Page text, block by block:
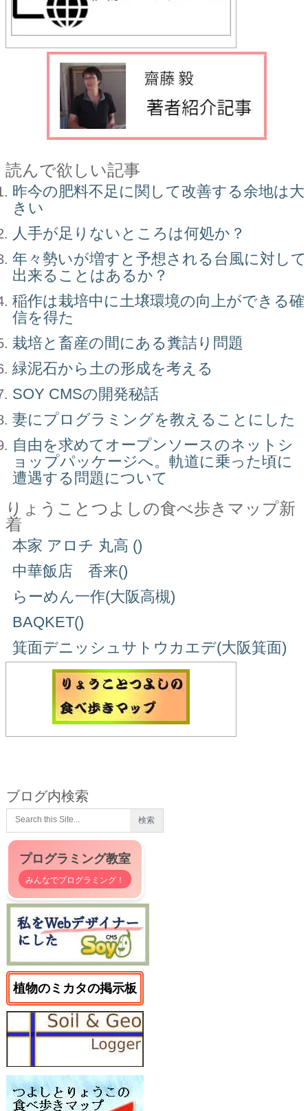
読んで欲しい記事
昨今の肥料不足に関して改善する余地は大
きい
人手が足りないところは何処か？
年々勢いが増すと予想される台風に対して
出来ることはあるか？
稲作は栽培中に土壌環境の向上ができる確
信を得た
栽培と畜産の間にある糞詰り問題
緑泥石から土の形成を考える
SOY CMSの開発秘話
妻にプログラミングを教えることにした
自由を求めてオープンソースのネットシ
ョップパッケージへ。軌道に乗った頃に
遭遇する問題について
りょうことつよしの食べ歩きマップ新
着
本家 アロチ 丸高 ()
中華飯店 香来()
らーめん一作(大阪高槻)
BAQKET()
箕面デニッシュサトウカエデ(大阪箕面)
ブログ内検索
プログラミング教室
みんなでプログラミング！
植物のミカタの掲示板